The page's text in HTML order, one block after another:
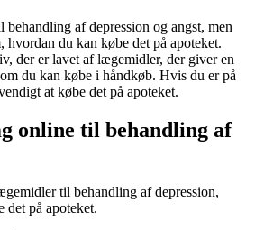
af depression og angst, men
hvordan du kan købe det på apoteket.
der er lavet af lægemidler, der giver en
du kan købe i håndkøb. Hvis du er på
at købe det på apoteket.
online til behandling af
til behandling af depression,
det på apoteket.